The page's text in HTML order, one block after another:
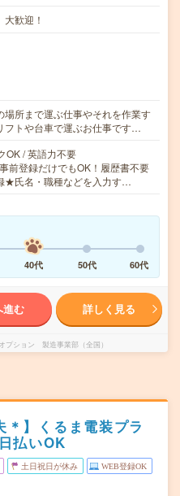
歓迎！
場所まで運ぶ仕事やそれを作業す
フトや台車で運ぶお仕事です…
OK / 英語力不要
前登録だけでもOK！履歴書不要
★氏名・職種などを入力す…
40代 50代 60代
進む 詳しく見る
プション 製造事業部（全国）
＊】くるま電装プラ
払いOK
土日祝日が休み WEB登録OK